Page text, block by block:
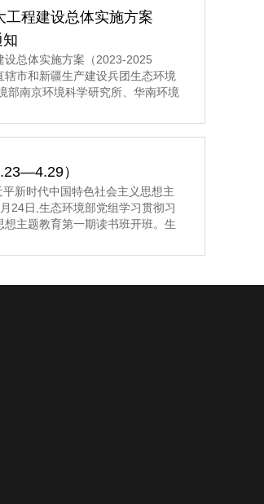
工程建设总体实施方案
知
设总体实施方案（2023-2025
市和新疆生产建设兵团生态环境
部南京环境科学研究所、华南环境
2025年）》印发给你们,请认
展改革委 2023年5月8日
）
新时代中国特色社会主义思想主
日,生态环境部党组学习贯彻习
主题教育第一期读书班开班。生
彻习近平新时代中国特色社会